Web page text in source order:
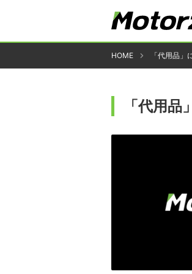
HOME 「代用品」
「代用